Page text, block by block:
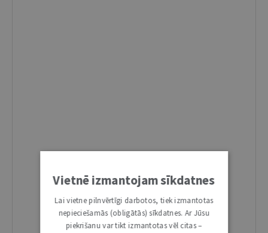
Vietnē izmantojam sīkdatnes
Lai vietne pilnvērtīgi darbotos, tiek izmantotas
nepieciešamās (obligātās) sīkdatnes. Ar Jūsu
piekrišanu var tikt izmantotas vēl citas –